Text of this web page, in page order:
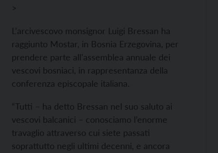
>
L’arcivescovo monsignor Luigi Bressan ha
raggiunto Mostar, in Bosnia Erzegovina, per
prendere parte all’assemblea annuale dei
vescovi bosniaci, in rappresentanza della
conferenza episcopale italiana.
“Tutti – ha detto Bressan nel suo saluto ai
vescovi balcanici – conosciamo l’enorme
travaglio attraverso cui siete passati
soprattutto negli ultimi decenni, e ancora